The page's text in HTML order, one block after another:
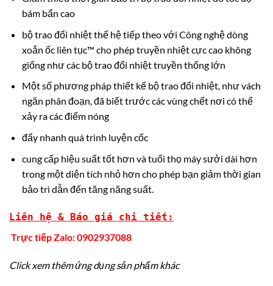
bám bẩn cao
bộ trao đổi nhiệt thế hệ tiếp theo với Công nghệ dòng
xoắn ốc liên tục™ cho phép truyền nhiệt cực cao không
giống như các bộ trao đổi nhiệt truyền thống lớn
Một số phương pháp thiết kế bộ trao đổi nhiệt, như vách
ngăn phân đoạn, đã biết trước các vùng chết nơi có thể
xảy ra các điểm nóng
đẩy nhanh quá trình luyện cốc
cung cấp hiệu suất tốt hơn và tuổi thọ máy sưởi dài hơn
trong một diện tích nhỏ hơn cho phép bạn giảm thời gian
bảo trì dẫn đến tăng năng suất.
Liên hệ & Báo giá chi tiết:
Trực tiếp Zalo: 0902937088
Click xem thêm ứng dụng sản phẩm khác